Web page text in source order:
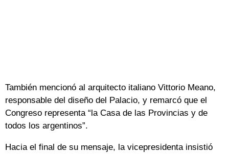
También mencionó al arquitecto italiano Vittorio Meano,
responsable del diseño del Palacio, y remarcó que el
Congreso representa “la Casa de las Provincias y de
todos los argentinos”.
Hacia el final de su mensaje, la vicepresidenta insistió